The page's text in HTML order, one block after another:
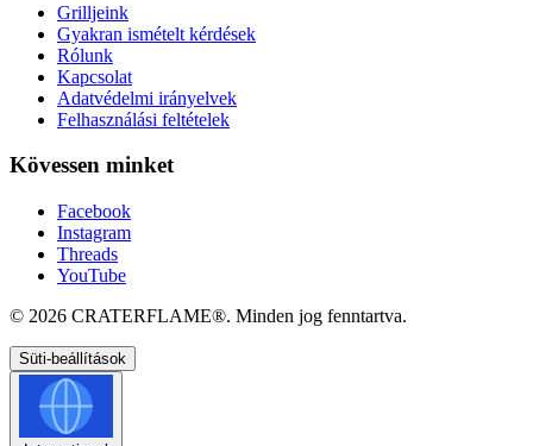
Grilljeink
Gyakran ismételt kérdések
Rólunk
Kapcsolat
Adatvédelmi irányelvek
Felhasználási feltételek
Kövessen minket
Facebook
Instagram
Threads
YouTube
© 2026 CRATERFLAME®. Minden jog fenntartva.
Süti-beállítások